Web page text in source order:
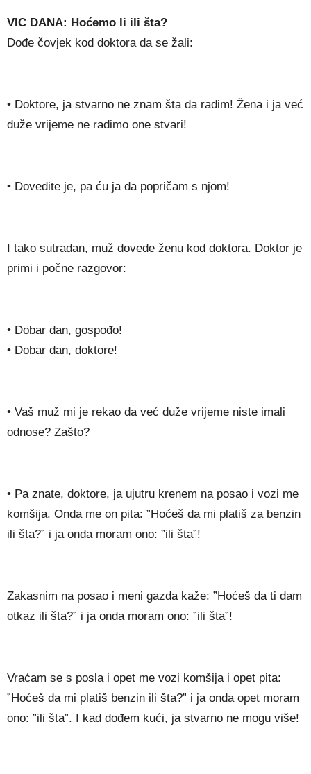
VIC DANA: Hoćemo li ili šta?
Dođe čovjek kod doktora da se žali:
• Doktore, ja stvarno ne znam šta da radim! Žena i ja već
duže vrijeme ne radimo one stvari!
• Dovedite je, pa ću ja da popričam s njom!
I tako sutradan, muž dovede ženu kod doktora. Doktor je
primi i počne razgovor:
• Dobar dan, gospođo!
• Dobar dan, doktore!
• Vaš muž mi je rekao da već duže vrijeme niste imali
odnose? Zašto?
• Pa znate, doktore, ja ujutru krenem na posao i vozi me
komšija. Onda me on pita: ”Hoćeš da mi platiš za benzin
ili šta?” i ja onda moram ono: ”ili šta”!
Zakasnim na posao i meni gazda kaže: ”Hoćeš da ti dam
otkaz ili šta?” i ja onda moram ono: ”ili šta”!
Vraćam se s posla i opet me vozi komšija i opet pita:
”Hoćeš da mi platiš benzin ili šta?” i ja onda opet moram
ono: ”ili šta”. I kad dođem kući, ja stvarno ne mogu više!